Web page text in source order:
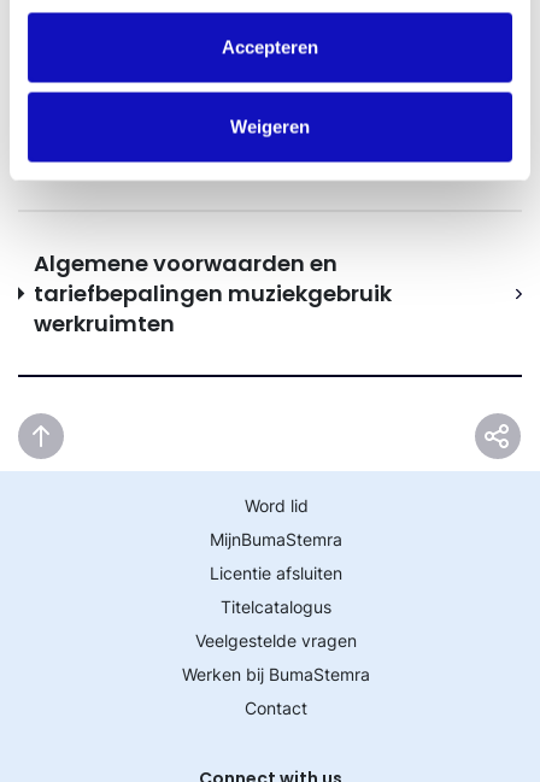
Accepteren
Weigeren
Downloads
Download hier aanvullende informatie
Tariefflyer muziekgebruik werkruimten
Algemene voorwaarden en
tariefbepalingen muziekgebruik
werkruimten
Word lid
MijnBumaStemra
Licentie afsluiten
Titelcatalogus
Veelgestelde vragen
Werken bij BumaStemra
Contact